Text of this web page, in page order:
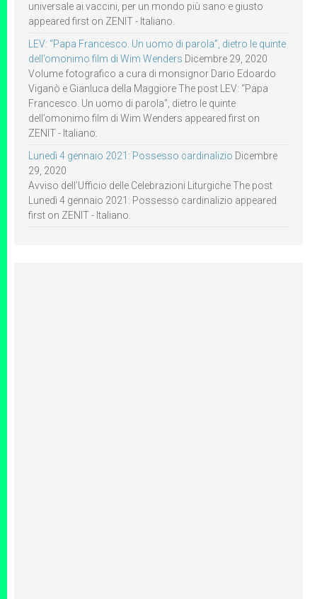
universale ai vaccini, per un mondo più sano e giusto
appeared first on ZENIT - Italiano.
LEV: “Papa Francesco. Un uomo di parola”, dietro le quinte
dell’omonimo film di Wim Wenders Dicembre 29, 2020
Volume fotografico a cura di monsignor Dario Edoardo
Viganò e Gianluca della Maggiore The post LEV: “Papa
Francesco. Un uomo di parola”, dietro le quinte
dell’omonimo film di Wim Wenders appeared first on
ZENIT - Italiano.
Lunedì 4 gennaio 2021: Possesso cardinalizio Dicembre
29, 2020
Avviso dell’Ufficio delle Celebrazioni Liturgiche The post
Lunedì 4 gennaio 2021: Possesso cardinalizio appeared
first on ZENIT - Italiano.